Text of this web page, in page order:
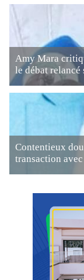
Amy Mara
le débat
Contentieux
transaction